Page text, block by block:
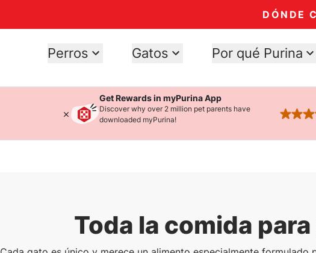
DÓNDE
Perros Gatos Por qué Purina
Get Rewards in myPurina App
Discover why over 2 million pet parents have
downloaded myPurina!
rated
Toda la comida